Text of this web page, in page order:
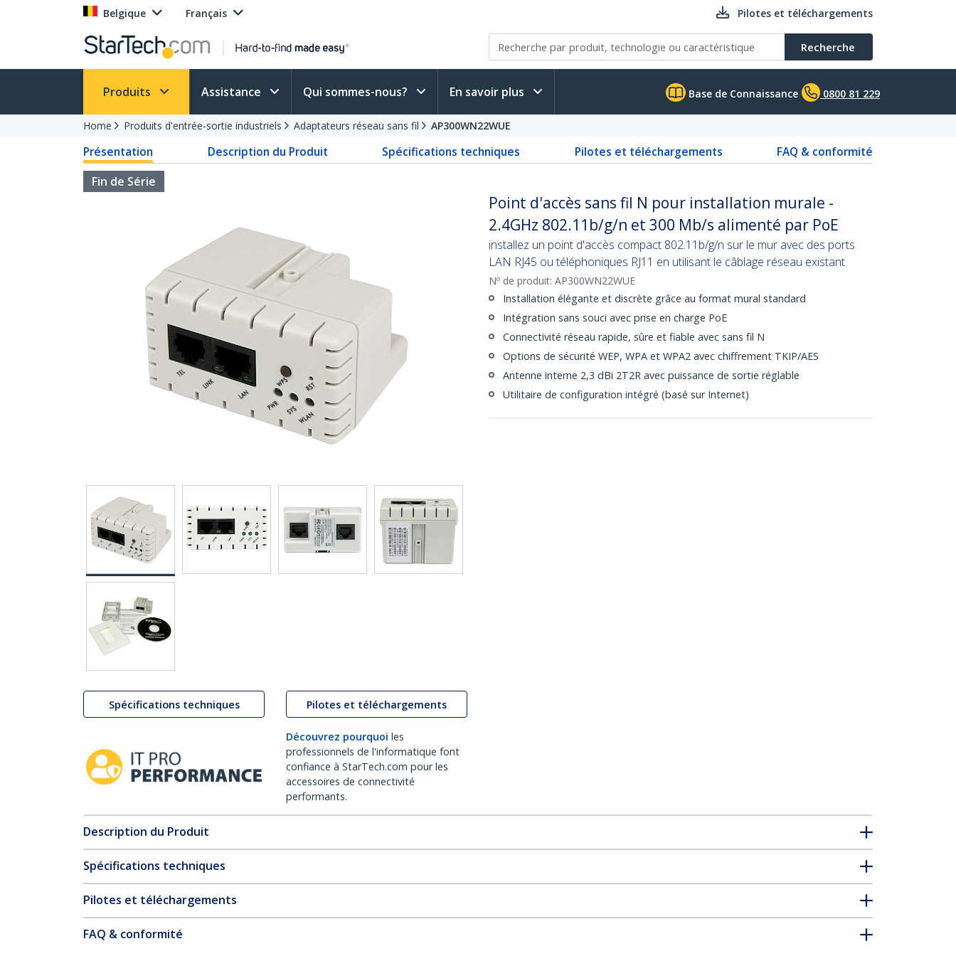
Belgique Français Pilotes et téléchargements
Recherche
Produits Assistance Qui sommes-nous? En savoir plus Base de Connaissance 0800 81 229
Home Produits d'entrée-sortie industriels Adaptateurs réseau sans fil AP300WN22WUE
Présentation Description du Produit Spécifications techniques Pilotes et téléchargements
FAQ & conformité
Fin de Série
Spécifications techniques Pilotes et téléchargements
Découvrez pourquoi les
professionnels de l'informatique font
confiance à StarTech.com pour les
accessoires de connectivité
performants.
Point d'accès sans fil N pour installation murale -
2.4GHz 802.11b/g/n et 300 Mb/s alimenté par PoE
installez un point d'accès compact 802.11b/g/n sur le mur avec des ports
LAN RJ45 ou téléphoniques RJ11 en utilisant le câblage réseau existant
Nº de produit: AP300WN22WUE
Installation élégante et discrète grâce au format mural standard
Intégration sans souci avec prise en charge PoE
Connectivité réseau rapide, sûre et fiable avec sans fil N
Options de sécurité WEP, WPA et WPA2 avec chiffrement TKIP/AES
Antenne interne 2,3 dBi 2T2R avec puissance de sortie réglable
Utilitaire de configuration intégré (basé sur Internet)
Description du Produit
Spécifications techniques
Pilotes et téléchargements
FAQ & conformité